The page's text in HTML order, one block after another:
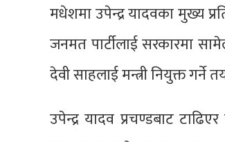
मधेशमा उपेन्द्र यादवका मुख्य
जनमत पार्टीलाई सरकारमा
देवी साहलाई मन्त्री नियुक्त
उपेन्द्र यादव प्रचण्डबाट